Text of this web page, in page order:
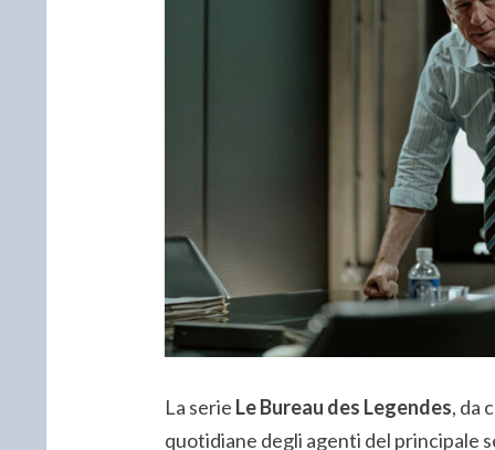
La serie Le Bureau des Legendes, da
quotidiane degli agenti del principale